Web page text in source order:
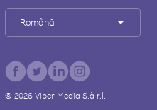
Română
© 2026Viber Media S.à r.l.